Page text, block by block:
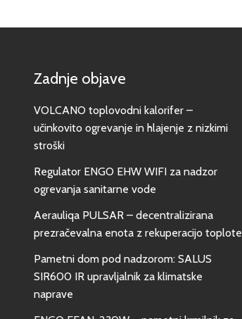
Zadnje objave
VOLCANO toplovodni kalorifer –
učinkovito ogrevanje in hlajenje z nizkimi
stroški
Regulator ENGO EHW WIFI za nadzor
ogrevanja sanitarne vode
Aerauliqa PULSAR – decentralizirana
prezračevalna enota z rekuperacijo toplote
Pametni dom pod nadzorom: SALUS
SIR600 IR upravljalnik za klimatske
naprave